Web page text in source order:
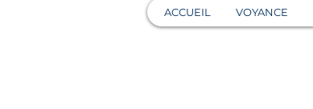
ACCUEIL VOYANCE